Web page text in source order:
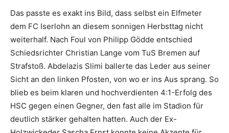
Das passte es exakt ins Bild, dass selbst ein Elfmeter
dem FC Iserlohn an diesem sonnigen Herbsttag nicht
weiterhalf. Nach Foul von Philipp Gödde entschied
Schiedsrichter Christian Lange vom TuS Bremen auf
Strafstoß. Abdelazis Slimi ballerte das Leder aus seiner
Sicht an den linken Pfosten, von wo er ins Aus sprang. So
blieb es beim klaren und hochverdienten 4:1-Erfolg des
HSC gegen einen Gegner, den fast alle im Stadion für
deutlich stärker gehalten hatten. Auch der Ex-